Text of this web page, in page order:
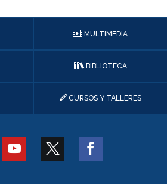
MULTIMEDIA
BIBLIOTECA
CURSOS Y TALLERES